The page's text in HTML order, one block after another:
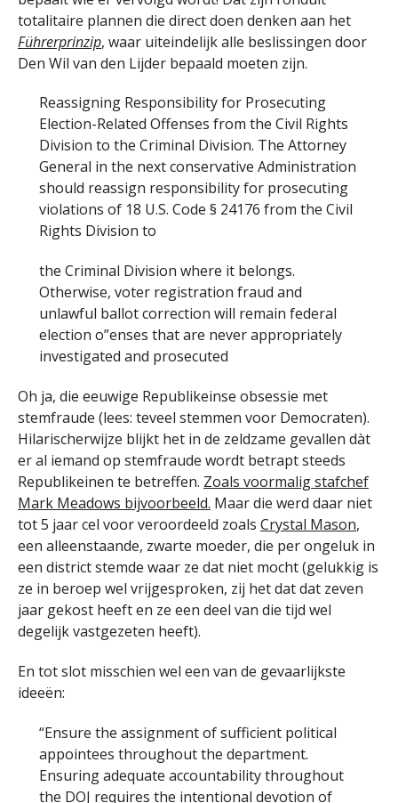
totalitaire plannen die direct doen denken aan het
Führerprinzip, waar uiteindelijk alle beslissingen door
Den Wil van den Lijder bepaald moeten zijn.
Reassigning Responsibility for Prosecuting
Election-Related Offenses from the Civil Rights
Division to the Criminal Division. The Attorney
General in the next conservative Administration
should reassign responsibility for prosecuting
violations of 18 U.S. Code § 24176 from the Civil
Rights Division to
the Criminal Division where it belongs.
Otherwise, voter registration fraud and
unlawful ballot correction will remain federal
election o”enses that are never appropriately
investigated and prosecuted
Oh ja, die eeuwige Republikeinse obsessie met
stemfraude (lees: teveel stemmen voor Democraten).
Hilarischerwijze blijkt het in de zeldzame gevallen dàt
er al iemand op stemfraude wordt betrapt steeds
Republikeinen te betreffen. Zoals voormalig stafchef
Mark Meadows bijvoorbeeld. Maar die werd daar niet
tot 5 jaar cel voor veroordeeld zoals Crystal Mason,
een alleenstaande, zwarte moeder, die per ongeluk in
een district stemde waar ze dat niet mocht (gelukkig is
ze in beroep wel vrijgesproken, zij het dat dat zeven
jaar gekost heeft en ze een deel van die tijd wel
degelijk vastgezeten heeft).
En tot slot misschien wel een van de gevaarlijkste
ideeën:
“Ensure the assignment of sufficient political
appointees throughout the department.
Ensuring adequate accountability throughout
the DOJ requires the intentional devotion of